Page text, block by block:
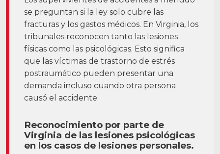
se preguntan si la ley solo cubre las
fracturas y los gastos médicos. En Virginia, los
tribunales reconocen tanto las lesiones
físicas como las psicológicas. Esto significa
que las víctimas de trastorno de estrés
postraumático pueden presentar una
demanda incluso cuando otra persona
causó el accidente.
Reconocimiento por parte de
Virginia de las lesiones psicológicas
en los casos de lesiones personales.